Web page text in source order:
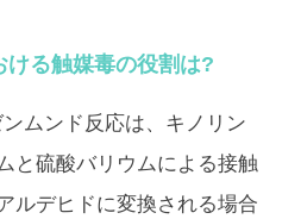
ける触媒毒の役割は?
ムンド反応は、キノリン
と硫酸バリウムによる接触
ルデヒドに変換される場合